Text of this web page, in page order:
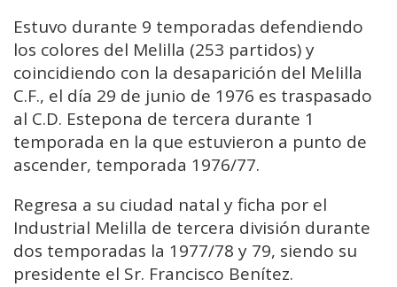
Estuvo durante 9 temporadas defendiendo
los colores del Melilla (253 partidos) y
coincidiendo con la desaparición del Melilla
C.F., el día 29 de junio de 1976 es traspasado
al C.D. Estepona de tercera durante 1
temporada en la que estuvieron a punto de
ascender, temporada 1976/77.
Regresa a su ciudad natal y ficha por el
Industrial Melilla de tercera división durante
dos temporadas la 1977/78 y 79, siendo su
presidente el Sr. Francisco Benítez.